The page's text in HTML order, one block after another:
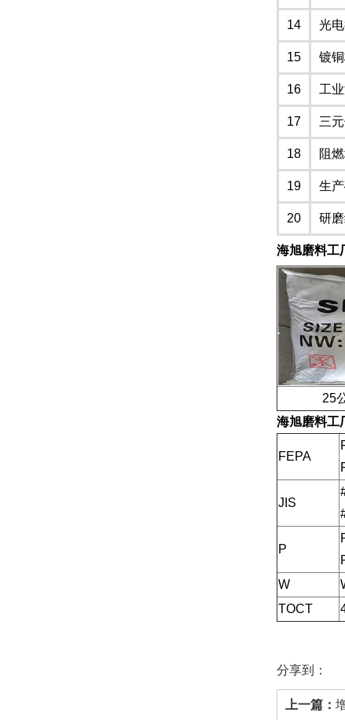
14 光
15 镀
16 工
17 三
18 阻
19 生
20 研
海旭磨料工
25公
海旭磨料工
FEPA
JIS
P
W
TOCT
分享到：
上一篇：